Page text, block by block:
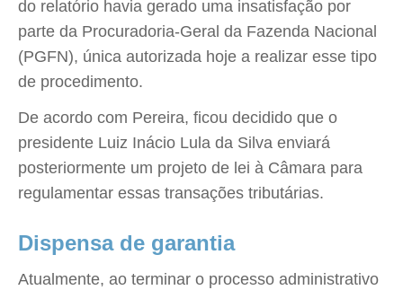
do relatório havia gerado uma insatisfação por
parte da Procuradoria-Geral da Fazenda Nacional
(PGFN), única autorizada hoje a realizar esse tipo
de procedimento.
De acordo com Pereira, ficou decidido que o
presidente Luiz Inácio Lula da Silva enviará
posteriormente um projeto de lei à Câmara para
regulamentar essas transações tributárias.
Dispensa de garantia
Atualmente, ao terminar o processo administrativo